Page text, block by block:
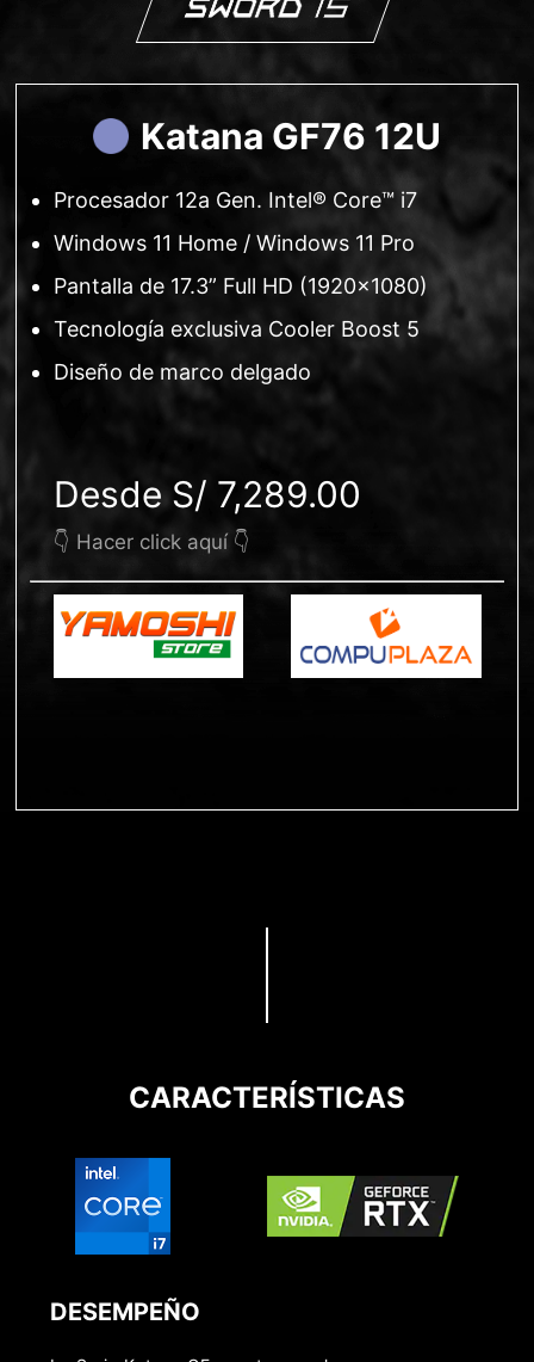
Katana GF76 12U
Procesador 12a Gen. Intel® Core™ i7
Windows 11 Home / Windows 11 Pro
Pantalla de 17.3” Full HD (1920x1080)
Tecnología exclusiva Cooler Boost 5
Diseño de marco delgado
Desde S/ 7,289.00
👇 Hacer click aquí 👇
CARACTERÍSTICAS
DESEMPEÑO